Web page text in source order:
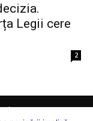
Legii cere
2
Sănătate